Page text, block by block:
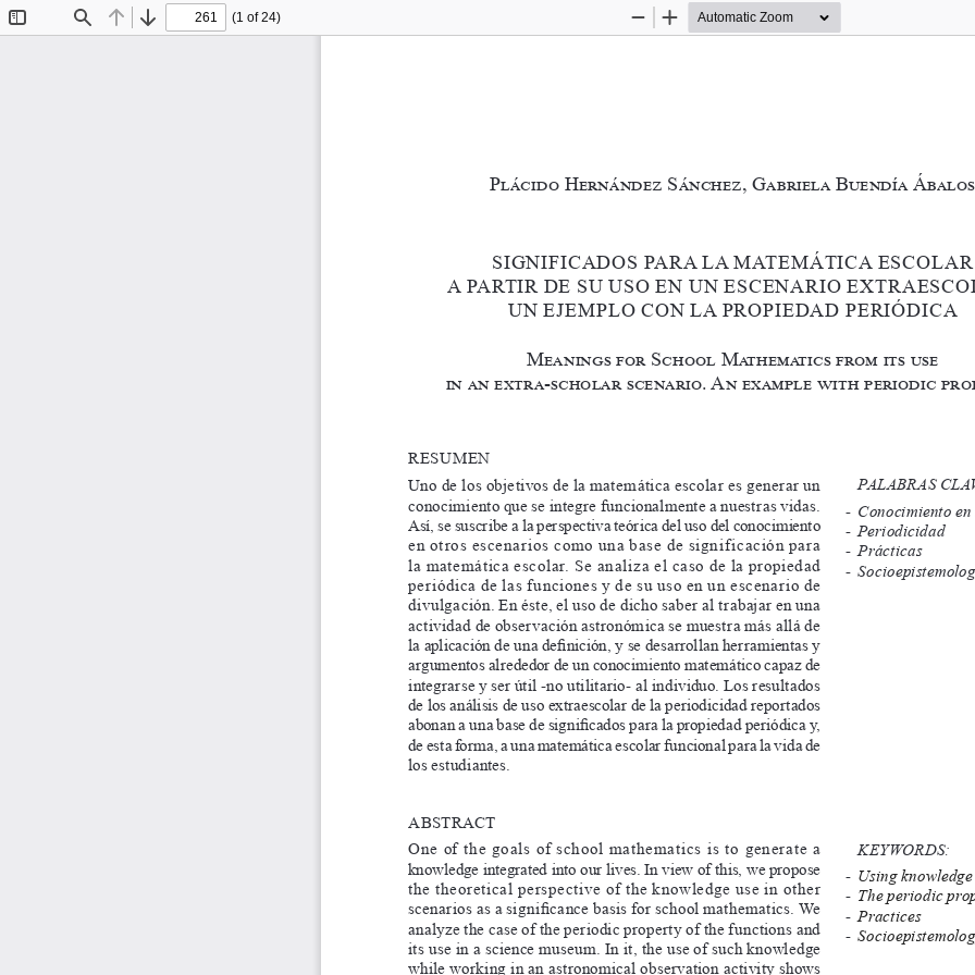
Find Previous
Next
(1 of 24)
Zoom
Zoom
Plácido Hernández Sánchez, Gabriela Buendía Ábalos
SiGNificadoS Para la matemÁtica eScolar
a  Partir de Su u  So e  N u N e Sce Nario
uN ejemPlo coN la    ProPiedad Periódica
meanings for School mathematics from its use
in an extra-scholar scenario. an example with periodic
r eSumeN
uno de los objetivos de la matemática escolar es generar un
conocimiento que se integre funcionalmente a nuestras vidas.
así, se suscribe a la perspectiva teórica del uso del conocimiento
en otros escenarios como una base de significación para
la matemática escolar. Se analiza el caso de la propiedad
periódica de las funciones y de su uso en un escenario de
divulgación. en éste, el uso de dicho saber al trabajar en una
actividad de observación astronómica se muestra más allá de
la aplicación de una definición, y se desarrollan herramientas y
argumentos alrededor de un conocimiento matemático capaz de
integrarse y ser útil -no utilitario- al individuo. los resultados
de los análisis de uso extraescolar de la periodicidad reportados
abonan a una base de significados para la propiedad periódica y,
de esta forma, a una matemática escolar funcional para la vida de
los estudiantes.
aBS tract
one of the goals of school mathematics is to generate a
knowledge integrated into our lives. in view of this, we propose
the theoretical perspective of the knowledge use in other
scenarios as a significance basis for school mathematics. We
analyze the case of the periodic property of the functions and
its use in a science museum. in it, the use of such knowledge
while working in an astronomical observation activity shows
PALABRAS
-   Conocimiento en
-   Periodicidad
-   Prácticas
-
   KEYWORDS:
- Using knowledge
- The periodic
- Practices
-